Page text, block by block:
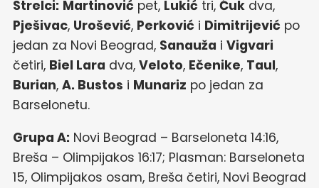
Strelci: Martinović pet, Lukić tri, Ćuk dva,
Pješivac, Urošević, Perković i Dimitrijević po
jedan za Novi Beograd, Sanauža i Vigvari
četiri, Biel Lara dva, Veloto, Ečenike, Taul,
Burian, A. Bustos i Munariz po jedan za
Barselonetu.
Grupa A: Novi Beograd – Barseloneta 14:16,
Breša – Olimpijakos 16:17; Plasman: Barseloneta
15, Olimpijakos osam, Breša četiri, Novi Beograd